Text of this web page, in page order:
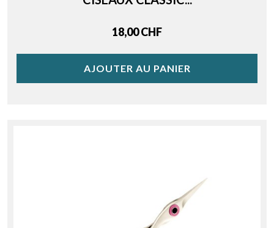
Price
18,00 CHF
AJOUTER AU PANIER